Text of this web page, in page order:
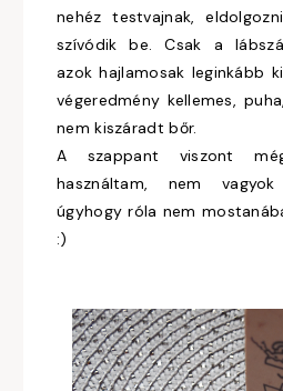
nehéz testvajnak,
szívódik be. Csak a
azok hajlamosak leginkább
végeredmény kellemes,
nem kiszáradt bőr.
A szappant viszont
használtam, nem
úgyhogy róla nem
:)